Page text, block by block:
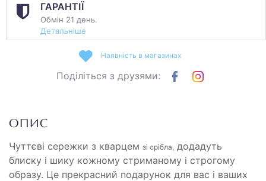
ГАРАНТІЇ
Обмін 21 день.
Детальніше
Наявність в магазинах
Поділіться з друзями:
ОПИС
Чуттєві сережки з кварцем зі срібла, додадуть
блиску і шику кожному стриманому і строгому
образу. Це прекрасний подарунок для вас і ваших